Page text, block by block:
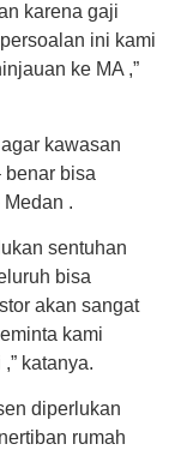
karena gaji
ini kami
ke MA ,”
kawasan
benar bisa
.
sentuhan
bisa
akan sangat
kami
katanya.
diperlukan
rumah